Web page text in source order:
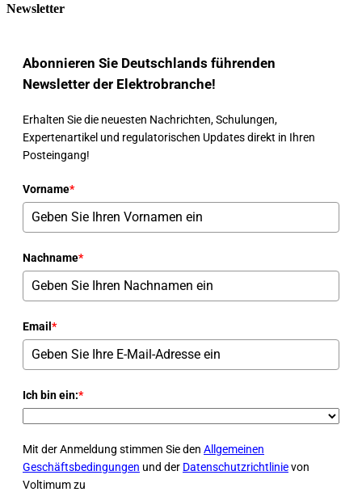
Newsletter
Abonnieren Sie Deutschlands führenden
Newsletter der Elektrobranche!
Erhalten Sie die neuesten Nachrichten, Schulungen,
Expertenartikel und regulatorischen Updates direkt in Ihren
Posteingang!
Vorname*
Nachname*
Email *
Ich bin ein:*
Mit der Anmeldung stimmen Sie den Allgemeinen
Geschäftsbedingungen und der Datenschutzrichtlinievon
Voltimum zu